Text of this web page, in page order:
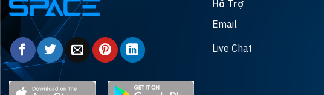
Hỗ Trợ
Email
Live Chat